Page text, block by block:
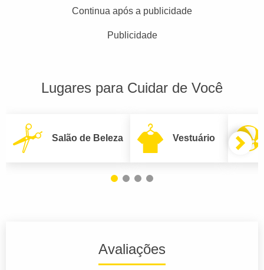
Continua após a publicidade
Publicidade
Lugares para Cuidar de Você
Salão de Beleza Vestuário
Avaliações